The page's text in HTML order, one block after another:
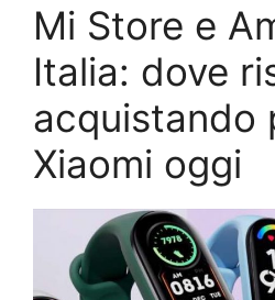
Mi Store e
Italia: dove
acquistando
Xiaomi oggi